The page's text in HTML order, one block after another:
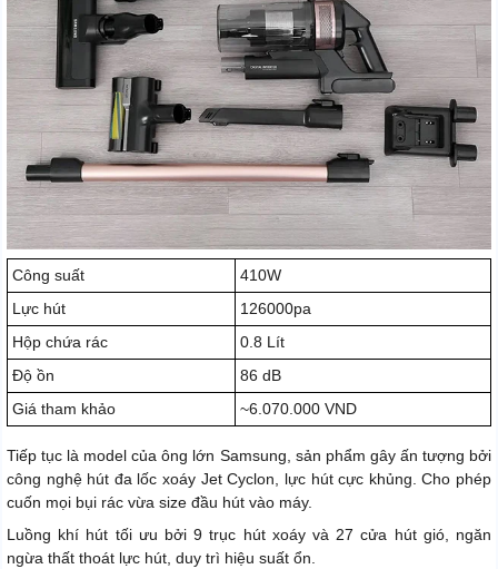
Công suất
410W
Lực hút
126000pa
Hộp chứa rác
0.8 Lít
Độ ồn
86 dB
Giá tham khảo
~6.070.000 VND
Tiếp tục là model của ông lớn Samsung, sản phẩm gây ấn tượng bởi
công nghệ hút đa lốc xoáy Jet Cyclon, lực hút cực khủng. Cho phép
cuốn mọi bụi rác vừa size đầu hút vào máy.
Luồng khí hút tối ưu bởi 9 trục hút xoáy và 27 cửa hút gió, ngăn
ngừa thất thoát lực hút, duy trì hiệu suất ổn.